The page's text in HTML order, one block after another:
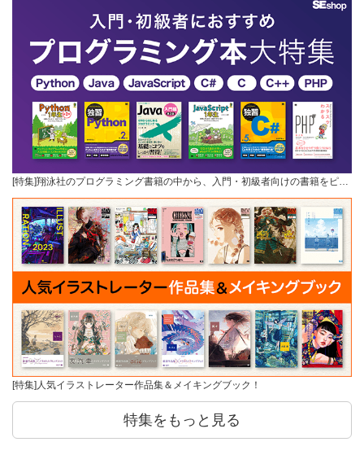
[特集]翔泳社のプログラミング書籍の中から、入門・初級者向けの書籍をピ…
[特集]人気イラストレーター作品集＆メイキングブック！
特集をもっと見る